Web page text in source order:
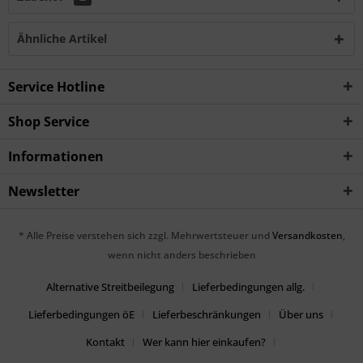
Ähnliche Artikel
Service Hotline
Shop Service
Informationen
Newsletter
* Alle Preise verstehen sich zzgl. Mehrwertsteuer und Versandkosten,
wenn nicht anders beschrieben
Alternative Streitbeilegung
Lieferbedingungen allg.
Lieferbedingungen öE
Lieferbeschränkungen
Über uns
Kontakt
Wer kann hier einkaufen?